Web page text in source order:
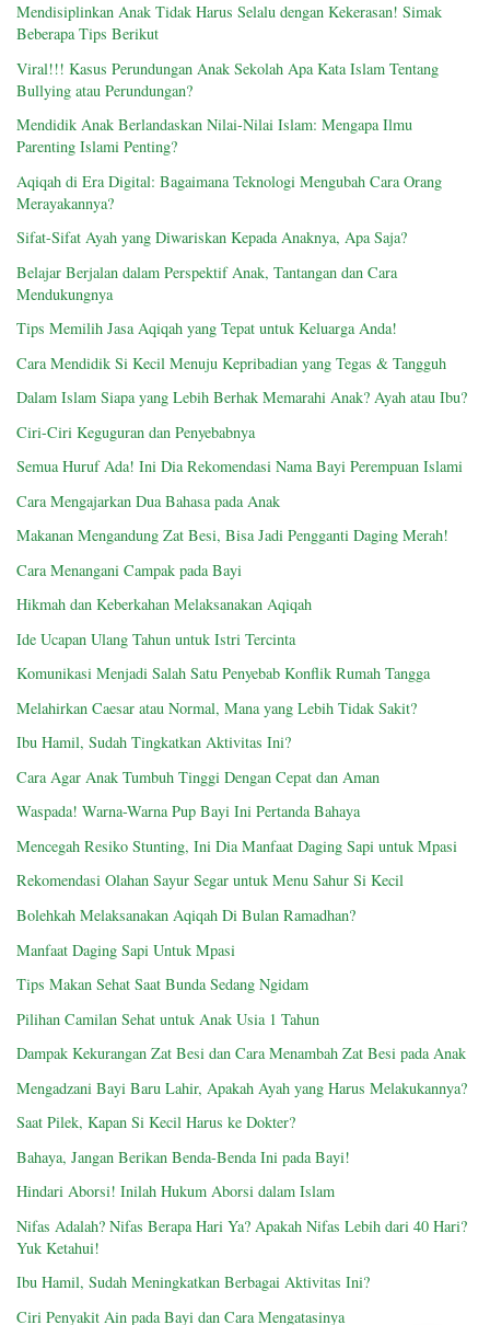
Mendisiplinkan Anak Tidak Harus Selalu dengan Kekerasan! Simak
Beberapa Tips Berikut
Viral!!! Kasus Perundungan Anak Sekolah Apa Kata Islam Tentang
Bullying atau Perundungan?
Mendidik Anak Berlandaskan Nilai-Nilai Islam: Mengapa Ilmu
Parenting Islami Penting?
Aqiqah di Era Digital: Bagaimana Teknologi Mengubah Cara Orang
Merayakannya?
Sifat-Sifat Ayah yang Diwariskan Kepada Anaknya, Apa Saja?
Belajar Berjalan dalam Perspektif Anak, Tantangan dan Cara
Mendukungnya
Tips Memilih Jasa Aqiqah yang Tepat untuk Keluarga Anda!
Cara Mendidik Si Kecil Menuju Kepribadian yang Tegas & Tangguh
Dalam Islam Siapa yang Lebih Berhak Memarahi Anak? Ayah atau Ibu?
Ciri-Ciri Keguguran dan Penyebabnya
Semua Huruf Ada! Ini Dia Rekomendasi Nama Bayi Perempuan Islami
Cara Mengajarkan Dua Bahasa pada Anak
Makanan Mengandung Zat Besi, Bisa Jadi Pengganti Daging Merah!
Cara Menangani Campak pada Bayi
Hikmah dan Keberkahan Melaksanakan Aqiqah
Ide Ucapan Ulang Tahun untuk Istri Tercinta
Komunikasi Menjadi Salah Satu Penyebab Konflik Rumah Tangga
Melahirkan Caesar atau Normal, Mana yang Lebih Tidak Sakit?
Ibu Hamil, Sudah Tingkatkan Aktivitas Ini?
Cara Agar Anak Tumbuh Tinggi Dengan Cepat dan Aman
Waspada! Warna-Warna Pup Bayi Ini Pertanda Bahaya
Mencegah Resiko Stunting, Ini Dia Manfaat Daging Sapi untuk Mpasi
Rekomendasi Olahan Sayur Segar untuk Menu Sahur Si Kecil
Bolehkah Melaksanakan Aqiqah Di Bulan Ramadhan?
Manfaat Daging Sapi Untuk Mpasi
Tips Makan Sehat Saat Bunda Sedang Ngidam
Pilihan Camilan Sehat untuk Anak Usia 1 Tahun
Dampak Kekurangan Zat Besi dan Cara Menambah Zat Besi pada Anak
Mengadzani Bayi Baru Lahir, Apakah Ayah yang Harus Melakukannya?
Saat Pilek, Kapan Si Kecil Harus ke Dokter?
Bahaya, Jangan Berikan Benda-Benda Ini pada Bayi!
Hindari Aborsi! Inilah Hukum Aborsi dalam Islam
Nifas Adalah? Nifas Berapa Hari Ya? Apakah Nifas Lebih dari 40 Hari?
Yuk Ketahui!
Ibu Hamil, Sudah Meningkatkan Berbagai Aktivitas Ini?
Ciri Penyakit Ain pada Bayi dan Cara Mengatasinya